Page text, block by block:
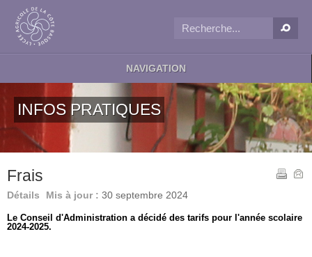
NAVIGATION
INFOS PRATIQUES
Frais
Détails Mis à jour : 30 septembre 2024
Le Conseil d'Administration a décidé des tarifs pour l'année scolaire
2024-2025.